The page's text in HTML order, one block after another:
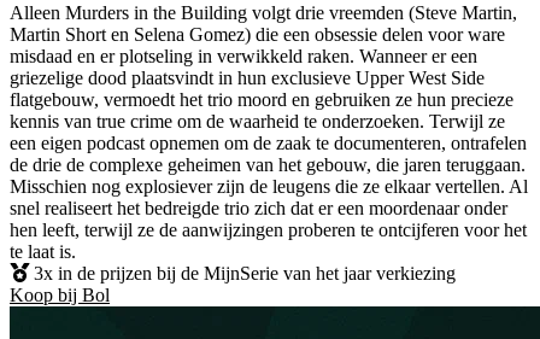
Alleen Murders in the Building volgt drie vreemden (Steve Martin,
Martin Short en Selena Gomez) die een obsessie delen voor ware
misdaad en er plotseling in verwikkeld raken. Wanneer er een
griezelige dood plaatsvindt in hun exclusieve Upper West Side
flatgebouw, vermoedt het trio moord en gebruiken ze hun precieze
kennis van true crime om de waarheid te onderzoeken. Terwijl ze
een eigen podcast opnemen om de zaak te documenteren, ontrafelen
de drie de complexe geheimen van het gebouw, die jaren teruggaan.
Misschien nog explosiever zijn de leugens die ze elkaar vertellen. Al
snel realiseert het bedreigde trio zich dat er een moordenaar onder
hen leeft, terwijl ze de aanwijzingen proberen te ontcijferen voor het
te laat is.
3x in de prijzen bij de MijnSerie van het jaar verkiezing
Koop bij Bol